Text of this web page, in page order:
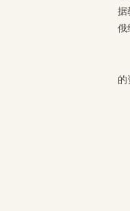
据
俄
的